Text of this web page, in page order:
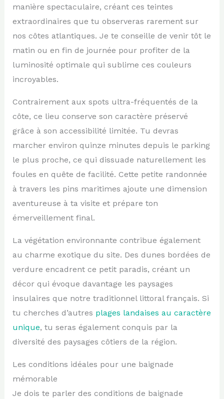
manière spectaculaire, créant ces teintes
extraordinaires que tu observeras rarement sur
nos côtes atlantiques. Je te conseille de venir tôt le
matin ou en fin de journée pour profiter de la
luminosité optimale qui sublime ces couleurs
incroyables.
Contrairement aux spots ultra-fréquentés de la
côte, ce lieu conserve son caractère préservé
grâce à son accessibilité limitée. Tu devras
marcher environ quinze minutes depuis le parking
le plus proche, ce qui dissuade naturellement les
foules en quête de facilité. Cette petite randonnée
à travers les pins maritimes ajoute une dimension
aventureuse à ta visite et prépare ton
émerveillement final.
La végétation environnante contribue également
au charme exotique du site. Des dunes bordées de
verdure encadrent ce petit paradis, créant un
décor qui évoque davantage les paysages
insulaires que notre traditionnel littoral français. Si
tu cherches d’autres plages landaises au caractère
unique, tu seras également conquis par la
diversité des paysages côtiers de la région.
Les conditions idéales pour une baignade
mémorable
Je dois te parler des conditions de baignade